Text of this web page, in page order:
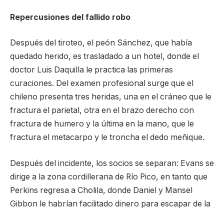
Repercusiones del fallido robo
Después del tiroteo, el peón Sánchez, que había
quedado herido, es trasladado a un hotel, donde el
doctor Luis Daquilla le practica las primeras
curaciones. Del examen profesional surge que el
chileno presenta tres heridas, una en el cráneo que le
fractura el parietal, otra en el brazo derecho con
fractura de humero y la última en la mano, que le
fractura el metacarpo y le troncha el dedo meñique.
Después del incidente, los socios se separan: Evans se
dirige a la zona cordillerana de Río Pico, en tanto que
Perkins regresa a Cholila, donde Daniel y Mansel
Gibbon le habrían facilitado dinero para escapar de la